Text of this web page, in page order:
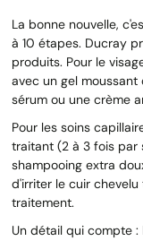
La bonne nouvelle,
à 10 étapes. Ducray
produits. Pour le
avec un gel
sérum ou une crème
Pour les soins
traitant (2 à 3 fois par
shampooing extra
d'irriter le cuir
traitement.
Un détail qui compte